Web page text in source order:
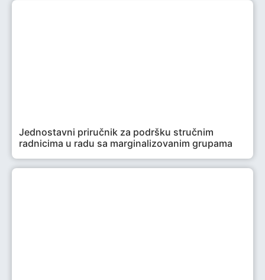
Jednostavni priručnik za podršku stručnim
radnicima u radu sa marginalizovanim grupama